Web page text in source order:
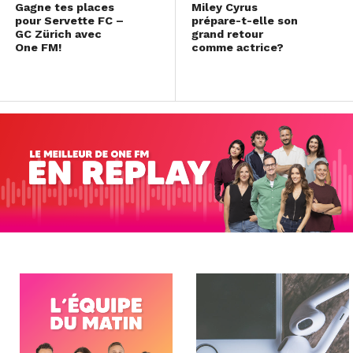
Gagne tes places
pour Servette FC –
GC Zürich avec
One FM!
Miley Cyrus
prépare-t-elle son
grand retour
comme actrice?